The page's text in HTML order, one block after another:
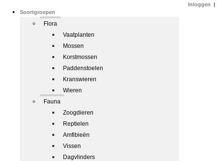
Soortgroepen
Flora
Vaatplanten
Mossen
Korstmossen
Paddenstoelen
Kranswieren
Wieren
Fauna
Zoogdieren
Reptielen
Amfibieën
Vissen
Dagvlinders
Inloggen |